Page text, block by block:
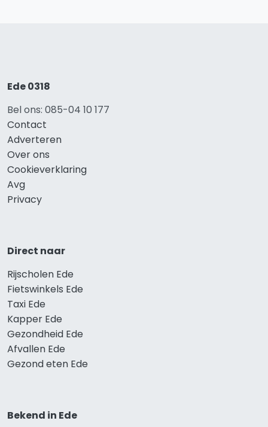
Ede 0318
Bel ons: 085-04 10 177
Contact
Adverteren
Over ons
Cookieverklaring
Avg
Privacy
Direct naar
Rijscholen Ede
Fietswinkels Ede
Taxi Ede
Kapper Ede
Gezondheid Ede
Afvallen Ede
Gezond eten Ede
Bekend in Ede